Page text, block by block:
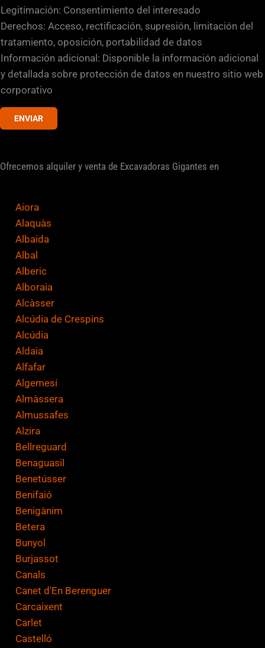
r
l
e
l
l
a
s
d
e
v
f
Legitimación: Consentimiento del interesado
Derechos: Acceso, rectificación, supresión, limitación del
tratamiento, oposición, portabilidad de datos
Información adicional: Disponible la información adicional
y detallada sobre protección de datos en nuestro sitio web
corporativo
ENVIAR
Ofrecemos alquiler y venta de Excavadoras Gigantes en
Aiora
Alaquàs
Albaida
Albal
Alberic
Alboraia
Alcàsser
Alcúdia de Crespins
Alcúdia
Aldaia
Alfafar
Algemesí
Almàssera
Almussafes
Alzira
Bellreguard
Benaguasil
Benetússer
Benifaió
Benigànim
Betera
Bunyol
Burjassot
Canals
Canet d'En Berenguer
Carcaixent
Carlet
Castelló